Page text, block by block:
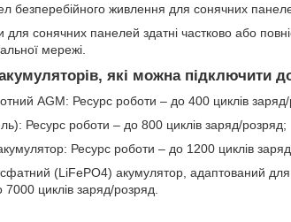
безперебійного живлення для сонячних
сонячних панелей здатні частково або
мережі.
які можна підключити
AGM: Ресурс роботи – до 400 циклів
Ресурс роботи – до 800 циклів заряд/розряд;
Ресурс роботи – до 1200 циклів
(LiFePO4) акумулятор, адаптований
циклів заряд/розряд.